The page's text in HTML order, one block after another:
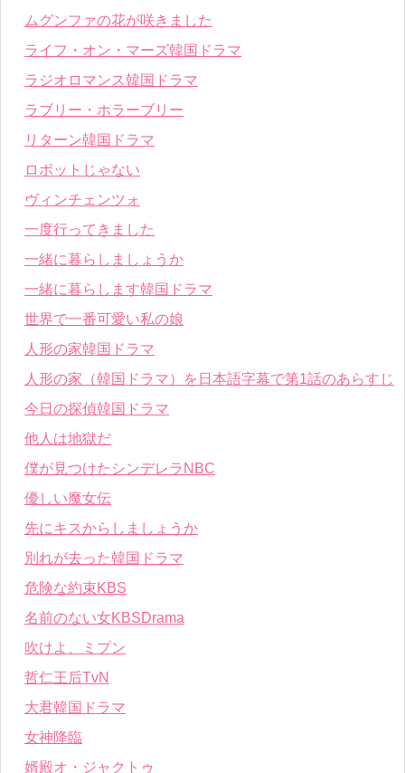
ムグンファの花が咲きました
ライフ・オン・マーズ韓国ドラマ
ラジオロマンス韓国ドラマ
ラブリー・ホラーブリー
リターン韓国ドラマ
ロボットじゃない
ヴィンチェンツォ
一度行ってきました
一緒に暮らしましょうか
一緒に暮らします韓国ドラマ
世界で一番可愛い私の娘
人形の家韓国ドラマ
人形の家（韓国ドラマ）を日本語字幕で第1話のあらすじ
今日の探偵韓国ドラマ
他人は地獄だ
僕が見つけたシンデレラNBC
優しい魔女伝
先にキスからしましょうか
別れが去った韓国ドラマ
危険な約束KBS
名前のない女KBSDrama
吹けよ、ミプン
哲仁王后TvN
大君韓国ドラマ
女神降臨
婿殿オ・ジャクトゥ